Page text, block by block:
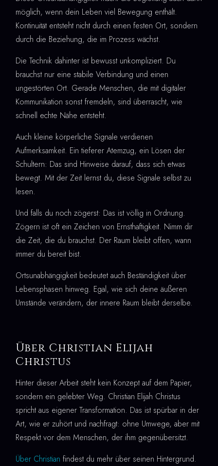
möglich, wenn dein Leben viel Bewegung enthält.
Kontinuität entsteht nicht durch einen festen Ort, sondern
durch die Beziehung, die im Prozess wächst.
Die Technik dahinter ist bewusst unkompliziert. Du
brauchst nur eine stabile Verbindung und einen
ungestörten Ort. Gerade Menschen, die mit digitaler
Kommunikation sonst fremdeln, sind überrascht, wie
schnell echte Nähe entsteht.
Auch kleine körperliche Signale verdienen
Aufmerksamkeit. Ein tieferer Atemzug, ein Lösen der
Schultern: Das sind Hinweise darauf, dass sich etwas
bewegt. Mit der Zeit lernst du, diese Signale selbst zu
lesen.
Und falls du noch zögerst: Das ist völlig in Ordnung.
Zögern ist oft ein Zeichen von Ernsthaftigkeit. Nimm dir
die Zeit, die du brauchst. Der Raum bleibt offen, wann
immer du bereit bist.
Ortsunabhängigkeit bedeutet auch Beständigkeit über
Lebensphasen hinweg. Egal, wie sich deine äußeren
Umstände verändern, der innere Raum bleibt derselbe.
Über Christian Elijah
Christus
Hinter dieser Arbeit steht kein Konzept auf dem Papier,
sondern ein gelebter Weg. Christian Elijah Christus
spricht aus eigener Transformation. Das ist spürbar in der
Art, wie er zuhört und nachfragt: ohne Umwege, aber mit
Respekt vor dem Menschen, der ihm gegenübersitzt.
Über Christian findest du mehr über seinen Hintergrund.